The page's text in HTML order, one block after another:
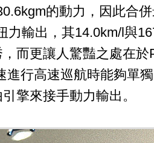
的動力，因此合
力輸出，其14.0km/l與
而更讓人驚豔之處在於
進行高速巡航時能夠單
擎來接手動力輸出。